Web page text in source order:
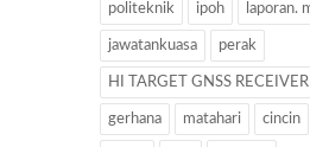
politeknik ipoh laporan.
jawatankuasa perak
HI TARGET GNSS
gerhana matahari cincin